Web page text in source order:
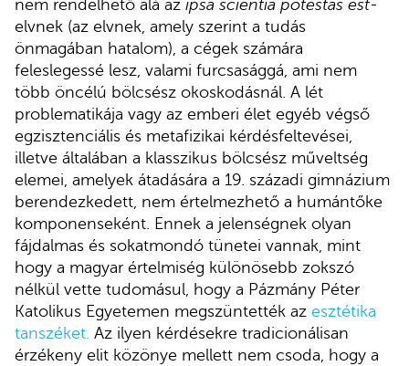
nem rendelhető alá az ipsa scientia potestas est-
elvnek (az elvnek, amely szerint a tudás
önmagában hatalom), a cégek számára
feleslegessé lesz, valami furcsasággá, ami nem
több öncélú bölcsész okoskodásnál. A lét
problematikája vagy az emberi élet egyéb végső
egzisztenciális és metafizikai kérdésfeltevései,
illetve általában a klasszikus bölcsész műveltség
elemei, amelyek átadására a 19. századi gimnázium
berendezkedett, nem értelmezhető a humántőke
komponenseként. Ennek a jelenségnek olyan
fájdalmas és sokatmondó tünetei vannak, mint
hogy a magyar értelmiség különösebb zokszó
nélkül vette tudomásul, hogy a Pázmány Péter
Katolikus Egyetemen megszüntették az esztétika
tanszéket. Az ilyen kérdésekre tradicionálisan
érzékeny elit közönye mellett nem csoda, hogy a